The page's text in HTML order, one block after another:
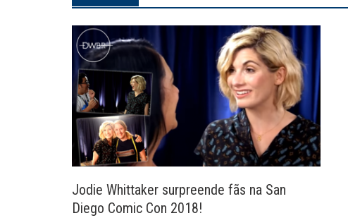
Jodie Whittaker surpreende fãs na San
Diego Comic Con 2018!